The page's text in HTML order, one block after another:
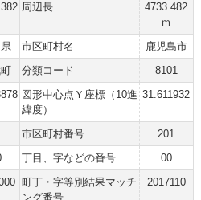
周辺長
4733.482
ｍ
市区町村名
鹿児島市
分類コード
8101
図形中心点Ｙ座標（10進
緯度）
31.611932
市区町村番号
201
丁目、字などの番号
00
町丁・字等別結果マッチ
ング番号
2017110